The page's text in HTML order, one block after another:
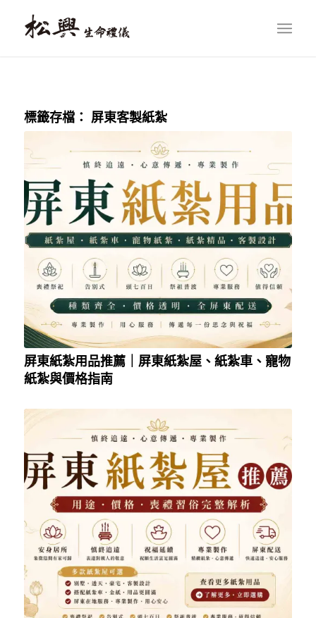
標籤存檔： 屏東客製紙紮
屏東紙紮用品推薦｜屏東紙紮屋、紙紮車、寵物
紙紮與價格指南